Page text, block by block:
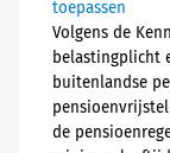
toepassen
Volgens de
belastingplicht
buitenlandse
de